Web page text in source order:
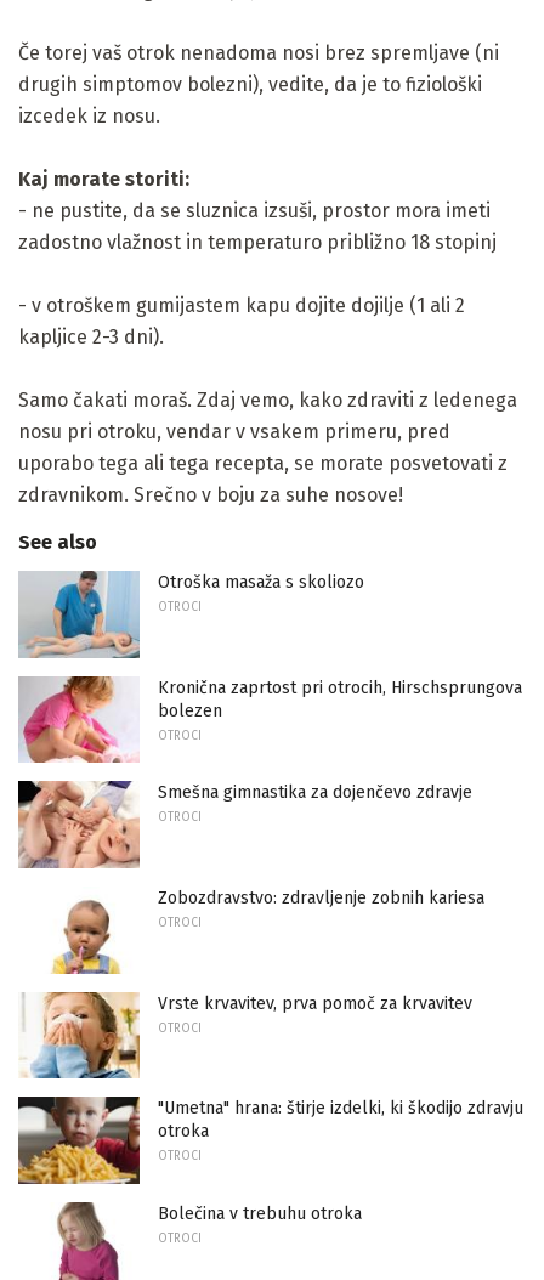
Če torej vaš otrok nenadoma nosi brez spremljave (ni
drugih simptomov bolezni), vedite, da je to fiziološki
izcedek iz nosu.
Kaj morate storiti:
- ne pustite, da se sluznica izsuši, prostor mora imeti
zadostno vlažnost in temperaturo približno 18 stopinj
- v otroškem gumijastem kapu dojite dojilje (1 ali 2
kapljice 2-3 dni).
Samo čakati moraš. Zdaj vemo, kako zdraviti z ledenega
nosu pri otroku, vendar v vsakem primeru, pred
uporabo tega ali tega recepta, se morate posvetovati z
zdravnikom. Srečno v boju za suhe nosove!
See also
Otroška masaža s skoliozo
OTROCI
Kronična zaprtost pri otrocih, Hirschsprungova
bolezen
OTROCI
Smešna gimnastika za dojenčevo zdravje
OTROCI
Zobozdravstvo: zdravljenje zobnih kariesa
OTROCI
Vrste krvavitev, prva pomoč za krvavitev
OTROCI
"Umetna" hrana: štirje izdelki, ki škodijo zdravju
otroka
OTROCI
Bolečina v trebuhu otroka
OTROCI